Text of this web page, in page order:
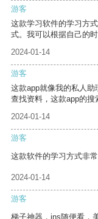
游客
这款学习软件的学习方
式。我可以根据自己的
2024-01-14
游客
这款app就像我的私人
查找资料，这款app的搜
2024-01-14
游客
这款软件的学习方式非
2024-01-14
游客
梯子神器，ins随便看，